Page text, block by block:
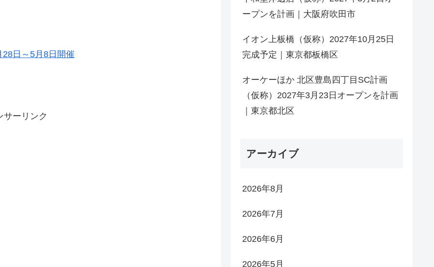
日～5月8日開催
サーリンク
ープンを計画｜大阪府吹田市
イオン上板橋（仮称）2027年10月25日
完成予定｜東京都板橋区
オーケーほか 北区豊島四丁目SC計画
（仮称）2027年3月23日オープンを計画
｜東京都北区
アーカイブ
2026年8月
2026年7月
2026年6月
2026年5月